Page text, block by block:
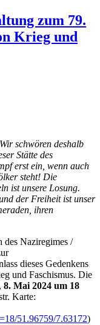
zum 79.
Krieg und
Wir schwören deshalb
Stätte des
erst ein, wenn auch
steht! Die
ist unsere Losung.
der Freiheit ist unser
ihren
des Naziregimes /
dieses Gedenkens
und Faschismus. Die
8. Mai 2024 um 18
Karte:
51.96759/7.63172)